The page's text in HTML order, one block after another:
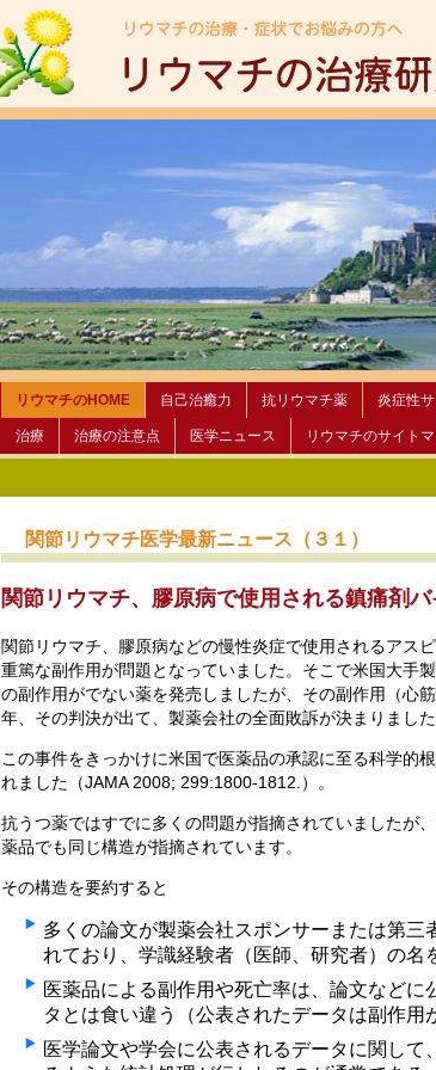
リウマチのHOME 自己治癒力 抗リウマチ薬 炎症性
治療 治療の注意点 医学ニュース リウマチのサイト
関節リウマチ医学最新ニュース（３１）
関節リウマチ、膠原病で使用される鎮痛剤
関節リウマチ、膠原病などの慢性炎症で使用されるアス
重篤な副作用が問題となっていました。そこで米国大手
の副作用がでない薬を発売しましたが、その副作用（心
年、その判決が出て、製薬会社の全面敗訴が決まりました
この事件をきっかけに米国で医薬品の承認に至る科学的
れました（JAMA 2008; 299:1800-1812.）。
抗うつ薬ではすでに多くの問題が指摘されていましたが
薬品でも同じ構造が指摘されています。
その構造を要約すると
多くの論文が製薬会社スポンサーまたは第
れており、学識経験者（医師、研究者）の名
医薬品による副作用や死亡率は、論文など
タとは食い違う（公表されたデータは副作用
医学論文や学会に公表されるデータに関し